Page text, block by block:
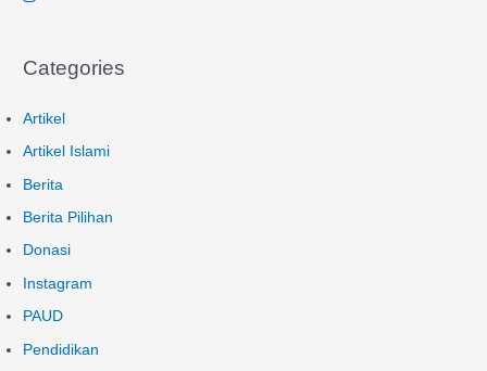
Categories
Artikel
Artikel Islami
Berita
Berita Pilihan
Donasi
Instagram
PAUD
Pendidikan